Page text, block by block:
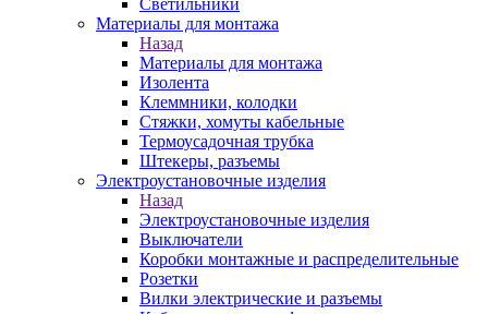
Светильники
Материалы для монтажа
Назад
Материалы для монтажа
Изолента
Клеммники, колодки
Стяжки, хомуты кабельные
Термоусадочная трубка
Штекеры, разъемы
Электроустановочные изделия
Назад
Электроустановочные изделия
Выключатели
Коробки монтажные и распределительные
Розетки
Вилки электрические и разъемы